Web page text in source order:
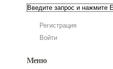
Регистрация
Войти
Меню